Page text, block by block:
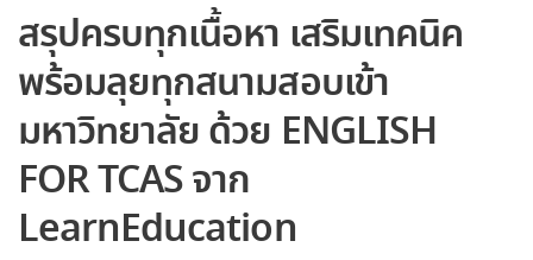
สรุปครบทุกเนื้อหา เสริมเทคนิค
พร้อมลุยทุกสนามสอบเข้า
มหาวิทยาลัย ด้วย ENGLISH
FOR TCAS จาก
LearnEducation